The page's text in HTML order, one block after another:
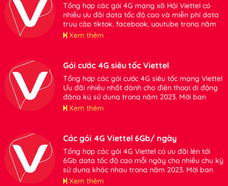
Tổng hợp các gói 4G mạng xã Hội Viettel có
nhiều ưu đãi data tốc độ cao và miễn phí data
truy cập tiktok, facebook, youtube trong năm
2024. Mời bạn tham khảo đăng ký sử dụng khi
Xem thêm
Gói cước 4G siêu tốc Viettel
Tổng hợp các gói cước 4G siêu tốc mạng Viettel
Ưu đãi nhiều nhất dành cho điện thoại di động
đăng ký sử dụng trong năm 2023. Mời bạn
tham khảo thông tin chi tiết.
Xem thêm
Các gói 4G Viettel 6Gb/ ngày
Tổng hợp các gói 4G Viettel có ưu đãi lên tới
6Gb data tốc độ cao mỗi ngày cho nhiều chu kỳ
sử dụng khác nhau trong năm 2023. Mời bạn
tham khảo.
Xem thêm